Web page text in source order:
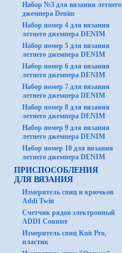
Набор №3 для вязания летнего
джемпера Denim
Набор номер 4 для вязания
летнего джемпера DENIM
Набор номер 5 для вязания
летнего джемпера DENIM
Набор номер 6 для вязания
летнего джемпера DENIM
Набор номер 7 для вязания
летнего джемпера DENIM
Набор номер 8 для вязания
летнего джемпера DENIM
Набор номер 9 для вязания
летнего джемпера DENIM
Набор номер 10 для вязания
летнего джемпера DENIM
ПРИСПОСОБЛЕНИЯ
ДЛЯ ВЯЗАНИЯ
Измеритель спиц и крючков
Addi Twin
Счетчик рядов электронный
ADDI Counter
Измеритель спиц Knit Pro,
пластик